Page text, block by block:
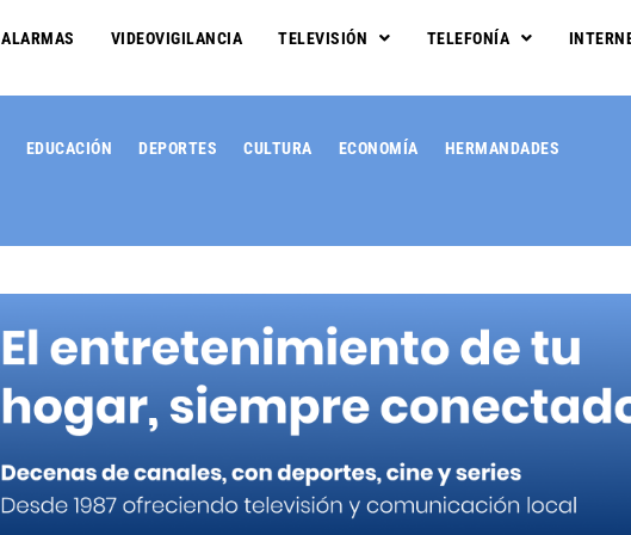
ALARMAS VIDEOVIGILANCIA TELEVISIÓN TELEFONÍA
EDUCACIÓN DEPORTES CULTURA ECONOMÍA HERMANDADES